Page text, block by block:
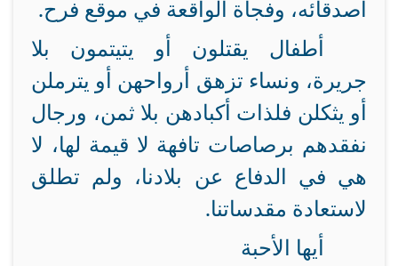
أصدقائه، وفجأة الواقعة في موقع فرح.
أطفال يقتلون أو يتيتمون بلا
جريرة، ونساء تزهق أرواحهن أو يترملن
أو يثكلن فلذات أكبادهن بلا ثمن، ورجال
نفقدهم برصاصات تافهة لا قيمة لها، لا
هي في الدفاع عن بلادنا، ولم تطلق
لاستعادة مقدساتنا.
أيها الأحبة